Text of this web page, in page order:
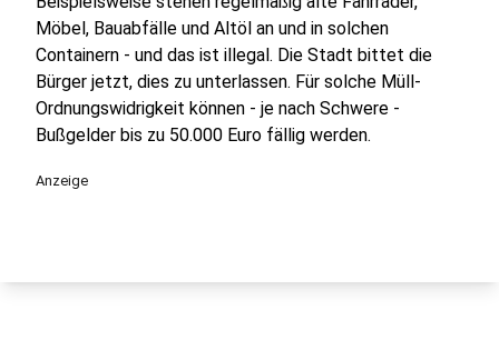
Möbel, Bauabfälle und Altöl an und in solchen
Containern - und das ist illegal. Die Stadt bittet die
Bürger jetzt, dies zu unterlassen. Für solche Müll-
Ordnungswidrigkeit können - je nach Schwere -
Bußgelder bis zu 50.000 Euro fällig werden.
Anzeige